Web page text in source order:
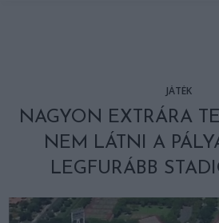
JÁTÉK
NAGYON EXTRÁRA
NEM LÁTNI A
LEGFURÁBB